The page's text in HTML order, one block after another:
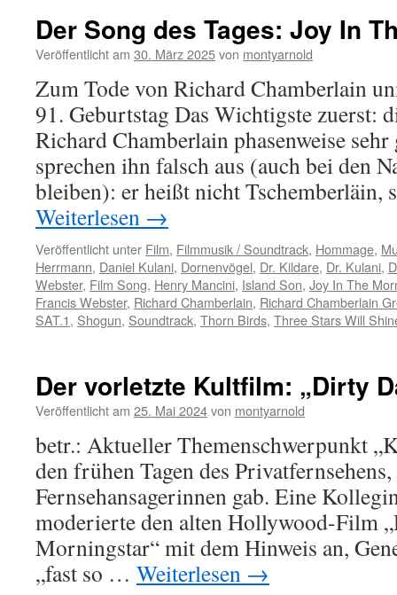
Der Song des Tages: Joy In
Veröffentlicht am 30. März 2025von montyarnold
Zum Tode von Richard Chamberlain
91. Geburtstag Das Wichtigste zuerst:
Richard Chamberlain phasenweise
sprechen ihn falsch aus (auch bei den
bleiben): er heißt nicht
Weiterlesen →
Veröffentlicht unter Film, Filmmusik / Soundtrack, Hommage,
Herrmann, Daniel Kulani, Dornenvögel, Dr. Kildare, Dr. Kulani,
Webster, Film Song, Henry Mancini, Island Son, Joy In The
Francis Webster, Richard Chamberlain, Richard Chamberlain
SAT.1, Shogun, Soundtrack, Thorn Birds, Three Stars Will
Der vorletzte Kultfilm: „Dirty
Veröffentlicht am 25. Mai 2024von montyarnold
betr.: Aktueller Themenschwerpunkt
den frühen Tagen des
Fernsehansagerinnen gab. Eine
moderierte den alten Hollywood-Film
Morningstar“ mit dem Hinweis an,
„fast so … Weiterlesen →